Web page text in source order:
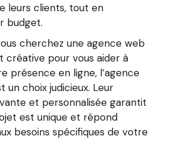
leurs clients, tout en
budget.
cherchez une agence web
pour vous aider à
présence en ligne, l’agence
un choix judicieux. Leur
et personnalisée garantit
est unique et répond
besoins spécifiques de votre